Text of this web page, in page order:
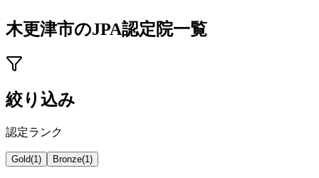
木更津市のJPA認定院一覧
絞り込み
認定ランク
Gold(1) Bronze(1)